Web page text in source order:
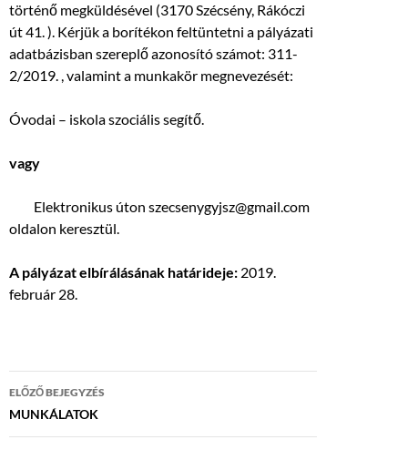
történő megküldésével (3170 Szécsény, Rákóczi
út 41. ). Kérjük a borítékon feltüntetni a pályázati
adatbázisban szereplő azonosító számot: 311-
2/2019. , valamint a munkakör megnevezését:
Óvodai – iskola szociális segítő.
vagy
 Elektronikus úton szecsenygyjsz@gmail.com
oldalon keresztül.
A pályázat elbírálásának határideje: 2019.
február 28.
Bejegyzés
navigáció
ELŐZŐ BEJEGYZÉS
MUNKÁLATOK